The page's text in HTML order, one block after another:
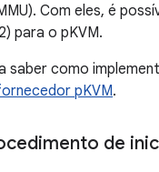
Com eles, é
para o pKVM.
saber como
pKVM.
de